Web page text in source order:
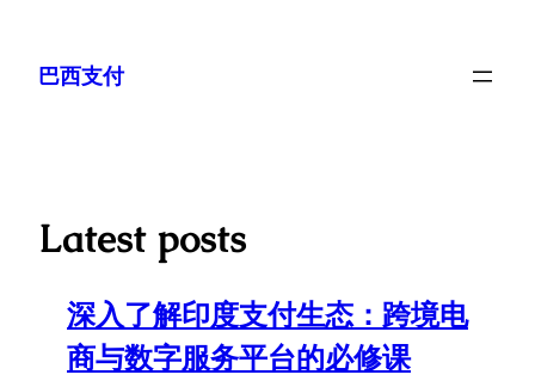
巴西支付
Latest posts
深入了解印度支付生态：跨境电
商与数字服务平台的必修课